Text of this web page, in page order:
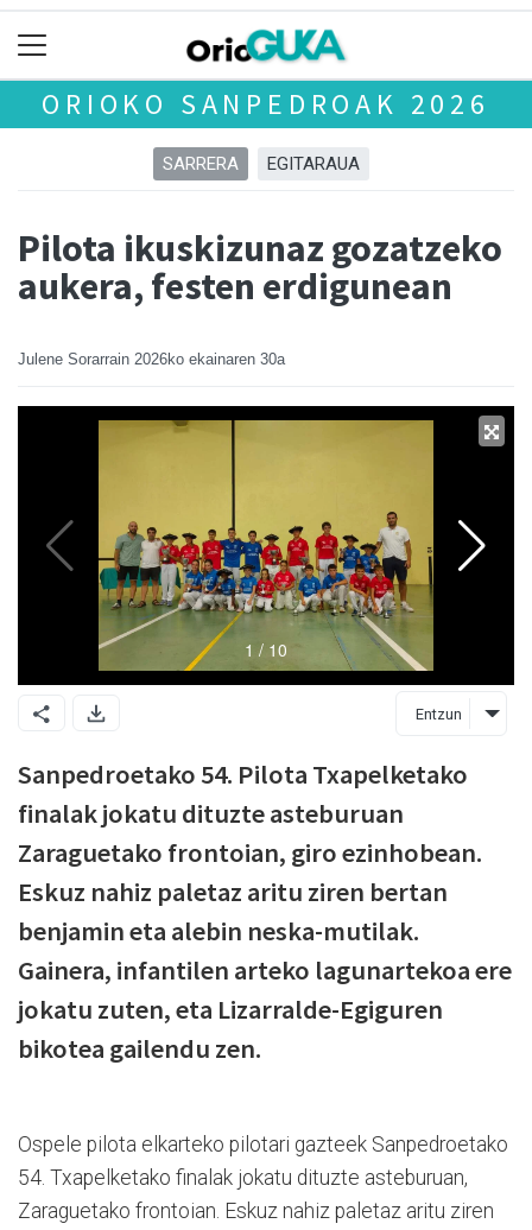
ORIOKO SANPEDROAK 2026
SARRERA EGITARAUA
Pilota ikuskizunaz gozatzeko
aukera, festen erdigunean
Julene Sorarrain 2026ko ekainaren 30a
Entzun
Sanpedroetako 54. Pilota Txapelketako
finalak jokatu dituzte asteburuan
Zaraguetako frontoian, giro ezinhobean.
Eskuz nahiz paletaz aritu ziren bertan
benjamin eta alebin neska-mutilak.
Gainera, infantilen arteko lagunartekoa ere
jokatu zuten, eta Lizarralde-Egiguren
bikotea gailendu zen.
Ospele pilota elkarteko pilotari gazteek Sanpedroetako
54. Txapelketako finalak jokatu dituzte asteburuan,
Zaraguetako frontoian. Eskuz nahiz paletaz aritu ziren